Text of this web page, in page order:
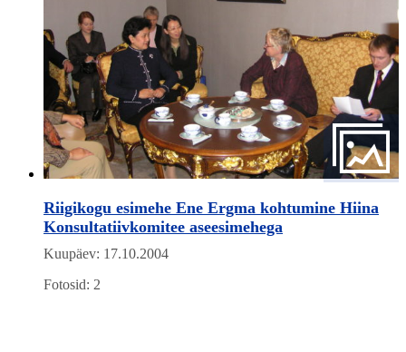
Riigikogu esimehe Ene Ergma kohtumine Hiina
Konsultatiivkomitee aseesimehega
Kuupäev: 17.10.2004
Fotosid: 2